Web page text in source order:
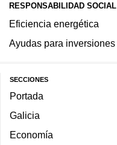
RESPONSABILIDAD SOCIAL
Eficiencia energética
Ayudas para inversiones
SECCIONES
Portada
Galicia
Economía